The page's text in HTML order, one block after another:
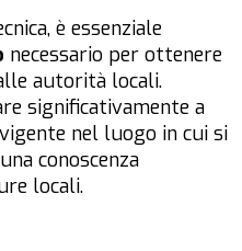
è essenziale
necessario per ottenere
autorità locali.
significativamente a
nel luogo in cui si
conoscenza
locali.